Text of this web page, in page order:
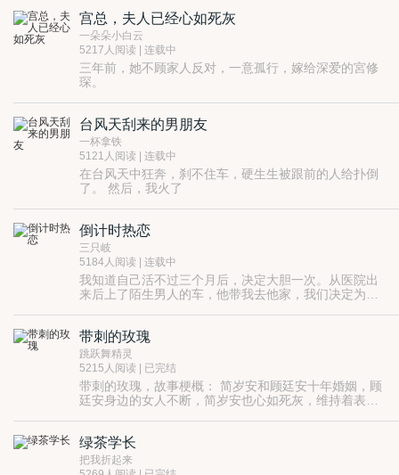
宫总，夫人已经心如死灰
一朵朵小白云
5217人阅读 | 连载中
三年前，她不顾家人反对，一意孤行，嫁给深爱的宮修
琛。
终于，她承受不住，提出离婚。
可离婚后的宫总，却每天都在想着追妻。
台风天刮来的男朋友
一杯拿铁
5121人阅读 | 连载中
在台风天中狂奔，刹不住车，硬生生被跟前的人给扑倒
了。 然后，我火了
倒计时热恋
三只岐
5184人阅读 | 连载中
我知道自己活不过三个月后，决定大胆一次。从医院出
来后上了陌生男人的车，他带我去他家，我们决定为彼
却被我的前夫展开报复 我们被抓到天台上，我用第一次
奔跑去救他。 最后我死去，而他在一年后抱着我的骨灰
也葬身大海。
带刺的玫瑰
跳跃舞精灵
5215人阅读 | 已完结
带刺的玫瑰，故事梗概： 简岁安和顾廷安十年婚姻，顾
廷安身边的女人不断，简岁安也心如死灰，维持着表面
了她一切简岁安曾拥有的一切。简岁安突然就开始厌
倦，便利用顾廷安的野心，报复了林琦，顺利和顾廷安
离婚，也拿回了花在林琦身上的每一分钱，拿到了顾廷
绿茶学长
把我折起来